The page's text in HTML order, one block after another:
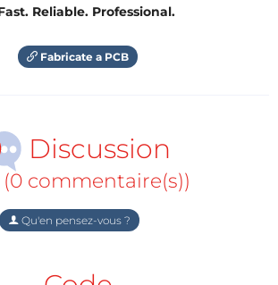
Reliable. Professional.
Fabricate a PCB
Discussion
(0 commentaire(s))
Qu'en pensez-vous ?